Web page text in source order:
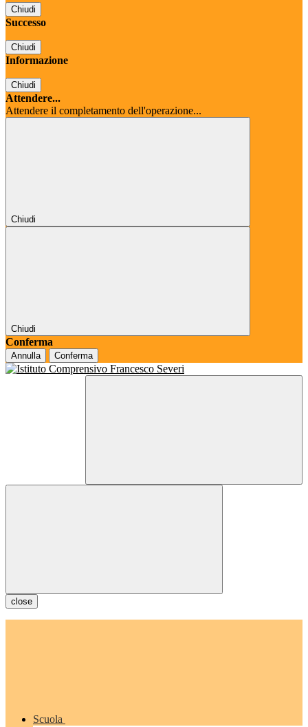
Chiudi
Successo
Chiudi
Informazione
Chiudi
Attendere...
Attendere il completamento dell'operazione...
Chiudi
Chiudi
Conferma
Annulla Conferma
close
Scuola